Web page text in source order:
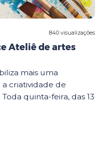
840 visualizações
Ateliê de artes
mais uma
criatividade de
quinta-feira, das 13